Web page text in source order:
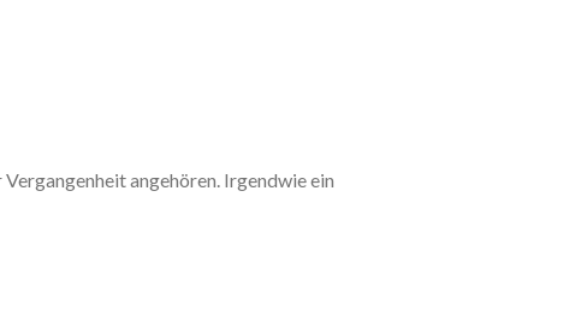
angehören. Irgendwie ein